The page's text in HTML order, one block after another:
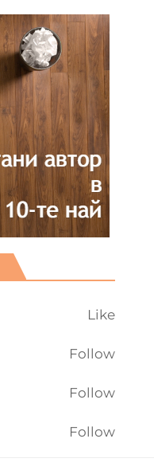
Like
Follow
Follow
Follow